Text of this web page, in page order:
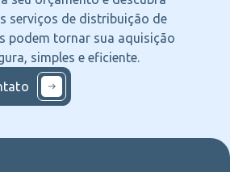
serviços de distribuição de
podem tornar sua aquisição
simples e eficiente.